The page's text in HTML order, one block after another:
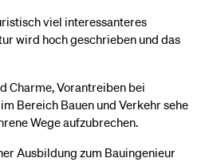
viel interessanteres
wird hoch geschrieben und das
Charme, Vorantreiben bei
Bereich Bauen und Verkehr sehe
Wege aufzubrechen.
Ausbildung zum Bauingenieur